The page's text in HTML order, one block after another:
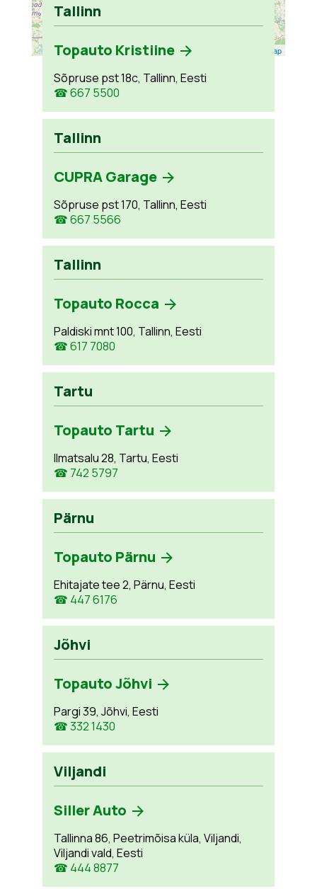
Leaflet OpenStreetMap
Tallinn
Topauto Kristiine
Sõpruse pst 18c, Tallinn, Eesti
☎ 667 5500
Tallinn
CUPRA Garage
Sõpruse pst 170, Tallinn, Eesti
☎ 667 5566
Tallinn
Topauto Rocca
Paldiski mnt 100, Tallinn, Eesti
☎ 617 7080
Tartu
Topauto Tartu
Ilmatsalu 28, Tartu, Eesti
☎ 742 5797
Pärnu
Topauto Pärnu
Ehitajate tee 2, Pärnu, Eesti
☎ 447 6176
Jõhvi
Topauto Jõhvi
Pargi 39, Jõhvi, Eesti
☎ 332 1430
Viljandi
Siller Auto
Tallinna 86, Peetrimõisa küla, Viljandi,
Viljandi vald, Eesti
☎ 444 8877